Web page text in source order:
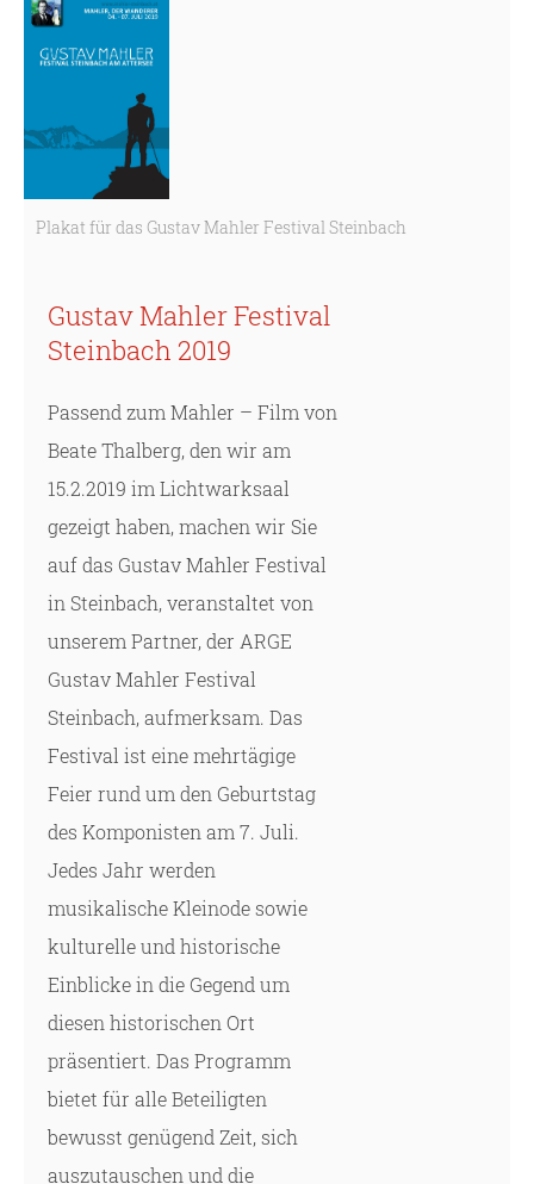
Plakat für das Gustav Mahler Festival Steinbach
Gustav Mahler Festival
Steinbach 2019
Passend zum Mahler – Film von
Beate Thalberg, den wir am
15.2.2019 im Lichtwarksaal
gezeigt haben, machen wir Sie
auf das Gustav Mahler Festival
in Steinbach, veranstaltet von
unserem Partner, der ARGE
Gustav Mahler Festival
Steinbach, aufmerksam. Das
Festival ist eine mehrtägige
Feier rund um den Geburtstag
des Komponisten am 7. Juli.
Jedes Jahr werden
musikalische Kleinode sowie
kulturelle und historische
Einblicke in die Gegend um
diesen historischen Ort
präsentiert. Das Programm
bietet für alle Beteiligten
bewusst genügend Zeit, sich
auszutauschen und die